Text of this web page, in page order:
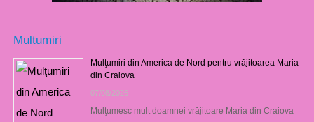
Multumiri
Mulţumiri din America de Nord pentru vrăjitoarea Maria
din Craiova
07/08/2026
Mulţumesc mult doamnei vrăjitoare Maria din Craiova